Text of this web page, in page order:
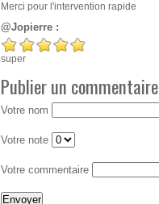
Merci pour l'intervention rapide
@Jopierre :
super
Publier un commentaire
Votre nom
Votre note
Votre commentaire